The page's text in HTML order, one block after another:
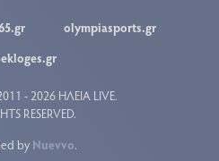
olympiasports.gr
- 2026 ΗΛΕΙΑ LIVE.
RESERVED.
by Nuevvo.